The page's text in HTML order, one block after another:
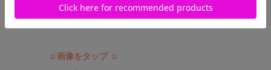
沢山ご紹介しております☺︎！
☺︎画像をタップ ☺︎